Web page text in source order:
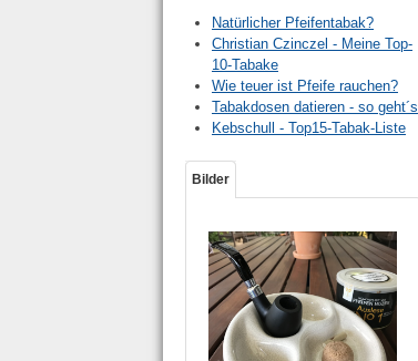
Natürlicher Pfeifentabak?
Christian Czinczel - Meine Top-
10-Tabake
Wie teuer ist Pfeife rauchen?
Tabakdosen datieren - so geht´s
Kebschull - Top15-Tabak-Liste
Bilder